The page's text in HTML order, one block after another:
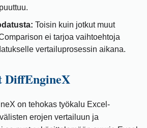
Toisin kuin jotkut muut
ei tarjoa vaihtoehtoja
vertailuprosessin aikana.
DiffEngineX
on tehokas työkalu Excel-
erojen vertailuun ja